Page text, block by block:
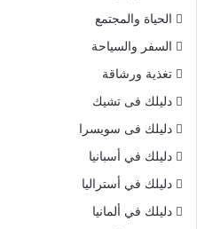
الحياة والمجتمع
السفر والسياحة
تغذية ورشاقة
دليلك فى تشيك
دليلك فى سويسرا
دليلك في أسبانيا
دليلك في أستراليا
دليلك في ألمانيا